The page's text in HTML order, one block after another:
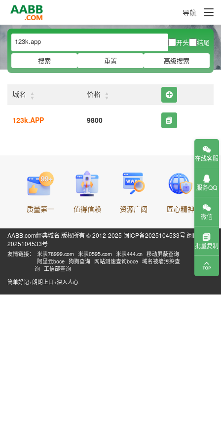
导航
开头
结尾
搜索
重置 高级搜索
域名 ▲
▼ 价格 ▲
▼
123k.APP 9800
质量第一 值得信赖 资源广阔 匠心精神
AABB.com經典域名 版权所有 © 2012-2025 闽ICP备2025104533号 闽ICP备
2025104533号
友情链接： 米表78999.com 米表0595.com 米表444.cn 移动屏蔽查询
阿里云boce 狗狗查询 网站测速查询boce 域名被墙污染查
询 工信部查询
简单好记+朗朗上口+深入人心
在线客服
服务QQ
微信
批量复制